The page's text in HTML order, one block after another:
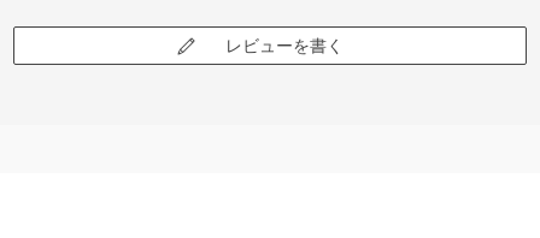
レビューを書く